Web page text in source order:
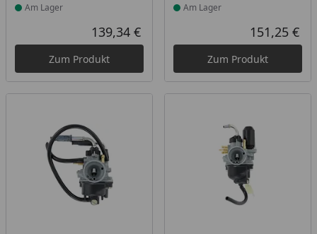
Am Lager
Aktueller Preis
139,34 €
Zum Produkt
Am Lager
151,25 €
Zum Produkt